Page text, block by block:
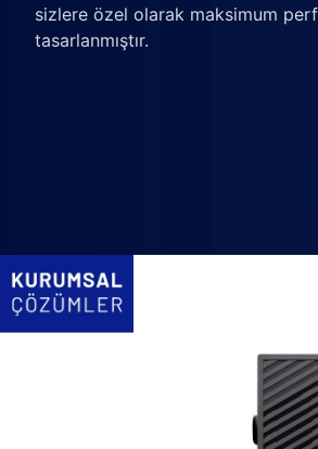
sizlere özel olarak maksimum
tasarlanmıştır.